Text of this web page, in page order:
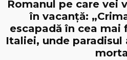
Romanul pe care vei
în vacanță:
escapadă în cea mai
Italiei, unde paradisul